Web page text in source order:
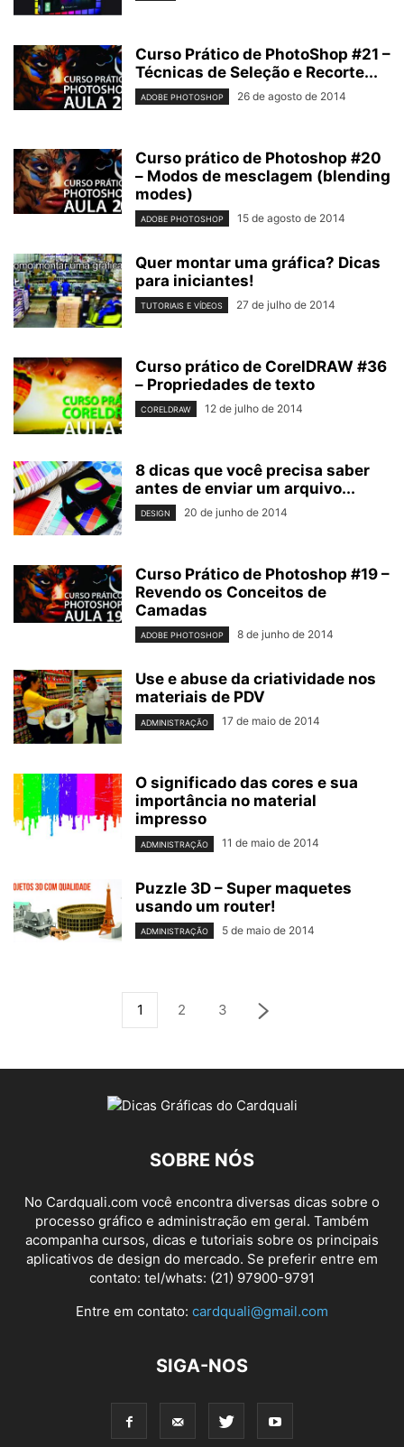
Curso Prático de PhotoShop #21 –
Técnicas de Seleção e Recorte...
ADOBE PHOTOSHOP 26 de agosto de 2014
Curso prático de Photoshop #20
– Modos de mesclagem (blending
modes)
ADOBE PHOTOSHOP 15 de agosto de 2014
Quer montar uma gráfica? Dicas
para iniciantes!
TUTORIAIS E VÍDEOS 27 de julho de 2014
Curso prático de CorelDRAW #36
– Propriedades de texto
CORELDRAW 12 de julho de 2014
8 dicas que você precisa saber
antes de enviar um arquivo...
DESIGN 20 de junho de 2014
Curso Prático de Photoshop #19 –
Revendo os Conceitos de
Camadas
ADOBE PHOTOSHOP 8 de junho de 2014
Use e abuse da criatividade nos
materiais de PDV
ADMINISTRAÇÃO 17 de maio de 2014
O significado das cores e sua
importância no material
impresso
ADMINISTRAÇÃO 11 de maio de 2014
Puzzle 3D – Super maquetes
usando um router!
ADMINISTRAÇÃO 5 de maio de 2014
1 2 3
SOBRE NÓS
No Cardquali.com você encontra diversas dicas sobre o
processo gráfico e administração em geral. Também
acompanha cursos, dicas e tutoriais sobre os principais
aplicativos de design do mercado. Se preferir entre em
contato: tel/whats: (21) 97900-9791
Entre em contato: cardquali@gmail.com
SIGA-NOS